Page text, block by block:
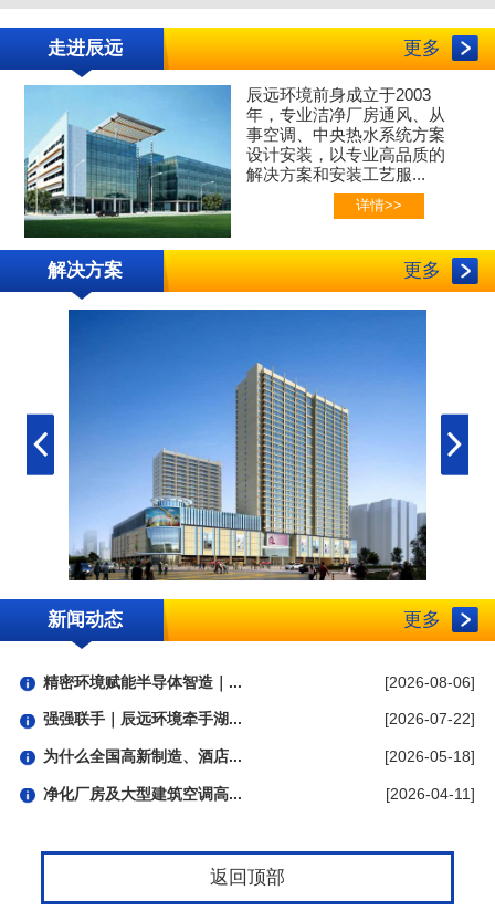
伴。
走进辰远 更多
辰远环境前身成立于2003
年，专业洁净厂房通风、
从
事空调、中央热水系统方案
设计安装，以专业高品质的
解决方案和安装工艺服...
详情>>
解决方案 更多
新闻动态 更多
精密环境赋能半导体智造｜... [2026-08-06]
强强联手｜辰远环境牵手湖... [2026-07-22]
为什么全国高新制造、酒店... [2026-05-18]
净化厂房及大型建筑空调高... [2026-04-11]
返回顶部